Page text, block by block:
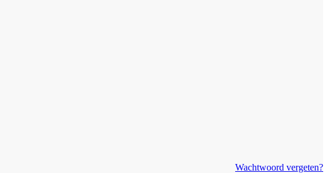
Wachtwoord vergeten?